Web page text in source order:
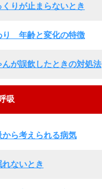
りが止まらないとき
り 年齢と変化の特徴
が誤飲したときの対処法
吸
ら考えられる病気
ないとき